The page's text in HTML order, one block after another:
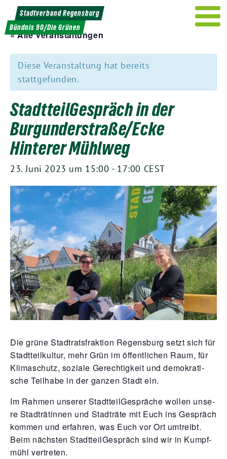
Weiter
zum
Inhalt
Stadtverband Regensburg
Bündnis 90/Die Grünen
« Alle Veranstaltungen
Diese Veranstaltung hat bereits
stattgefunden.
StadtteilGespräch in der
Burgunderstraße/Ecke
Hinterer Mühlweg
23. Juni 2023 um 15:00 - 17:00 CEST
Die grü­ne Stadt­rats­frak­ti­on Regens­burg setzt sich für
Stadt­teil­kul­tur, mehr Grün im öffent­li­chen Raum, für
Kli­ma­schutz, sozia­le Gerech­tig­keit und demo­kra­ti­
sche Teil­ha­be in der gan­zen Stadt ein.
Im Rah­men unse­rer Stadt­teil­Ge­sprä­che wol­len unse­
re Stadt­rä­tin­nen und Stadt­rä­te mit Euch ins Gespräch
kom­men und erfah­ren, was Euch vor Ort umtreibt.
Beim nächs­ten Stadt­teil­Ge­spräch sind wir in Kumpf­
mühl vertreten.